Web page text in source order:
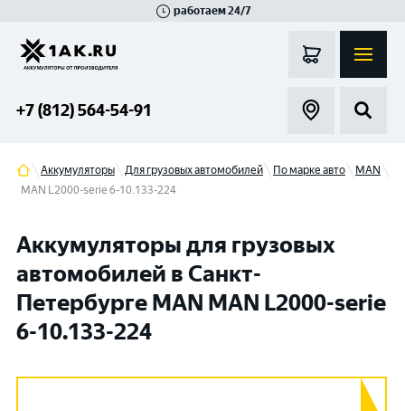
работаем 24/7
+7 (812) 564-54-91
Аккумуляторы Для грузовых автомобилей По марке авто
MAN
MAN L2000-serie 6-10.133-224
Аккумуляторы для грузовых
автомобилей в Санкт-
Петербурге MAN MAN L2000-serie
6-10.133-224
Гатчина